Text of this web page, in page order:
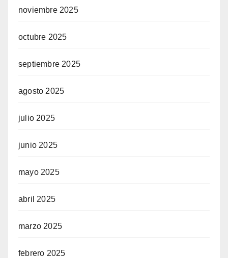
noviembre 2025
octubre 2025
septiembre 2025
agosto 2025
julio 2025
junio 2025
mayo 2025
abril 2025
marzo 2025
febrero 2025